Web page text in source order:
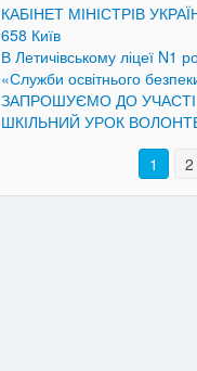
КАБІНЕТ МІНІСТРІВ
658 Київ
В Летичівському ліцеї N1
«Служби освітнього
ЗАПРОШУЄМО ДО УЧАСТІ
ШКІЛЬНИЙ УРОК
1
2